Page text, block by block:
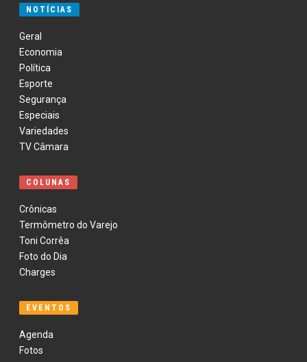
NOTÍCIAS
Geral
Economia
Política
Esporte
Segurança
Especiais
Variedades
TV Câmara
COLUNAS
Crônicas
Termômetro do Varejo
Toni Corrêa
Foto do Dia
Charges
EVENTOS
Agenda
Fotos